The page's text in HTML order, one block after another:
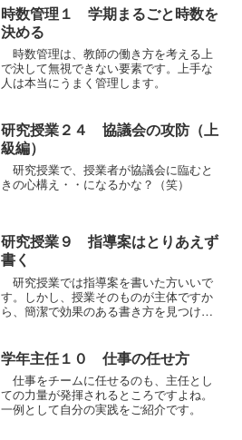
時数管理１ 学期まるごと時数を
決める
時数管理は、教師の働き方を考える上
で決して無視できない要素です。上手な
人は本当にうまく管理します。
研究授業２４ 協議会の攻防（上
級編）
研究授業で、授業者が協議会に臨むと
きの心構え・・になるかな？（笑）
研究授業９ 指導案はとりあえず
書く
研究授業では指導案を書いた方いいで
す。しかし、授業そのものが主体ですか
ら、簡潔で効果のある書き方を見つけま
学年主任１０ 仕事の任せ方
仕事をチームに任せるのも、主任とし
ての力量が発揮されるところですよね。
一例として自分の実践をご紹介です。